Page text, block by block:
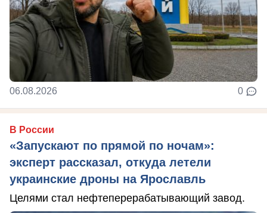
06.08.2026 0
В России
«Запускают по прямой по ночам»:
эксперт рассказал, откуда летели
украинские дроны на Ярославль
Целями стал нефтеперерабатывающий завод.